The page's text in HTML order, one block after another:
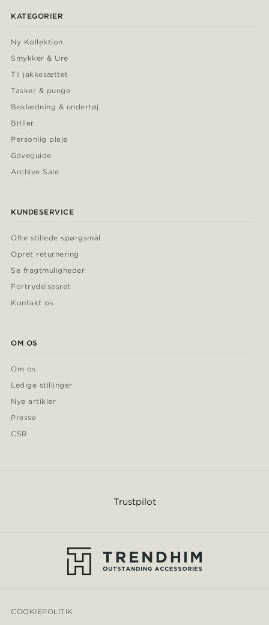
KATEGORIER
Ny Kollektion
Smykker & Ure
Til jakkesættet
Tasker & punge
Beklædning & undertøj
Briller
Personlig pleje
Gaveguide
Archive Sale
KUNDESERVICE
Ofte stillede spørgsmål
Opret returnering
Se fragtmuligheder
Fortrydelsesret
Kontakt os
OM OS
Om os
Ledige stillinger
Nye artikler
Presse
CSR
Trustpilot
COOKIEPOLITIK